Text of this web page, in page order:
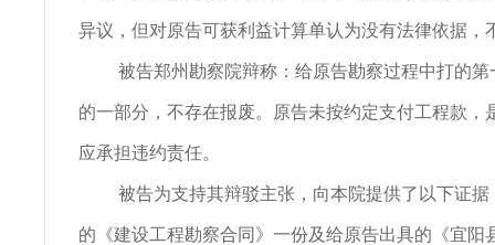
异议，但对原告可获利益计算单认为没有法律依据，
被告郑州勘察院辩称：给原告勘察过程中打的
的一部分，不存在报废。原告未按约定支付工程款，
应承担违约责任。
被告为支持其辩驳主张，向本院提供了以下证据
的《建设工程勘察合同》一份及给原告出具的《宜阳